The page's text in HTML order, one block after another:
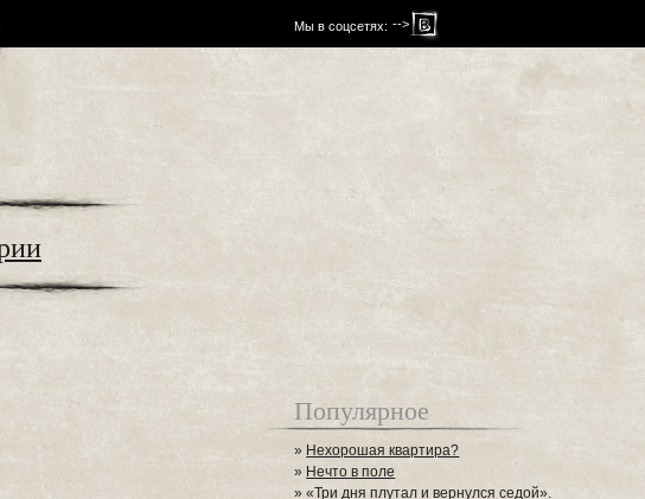
Мы в соцсетях: -->
Популярное
» Нехорошая квартира?
» Нечто в поле
»«Три дня плутал и вернулся седой».